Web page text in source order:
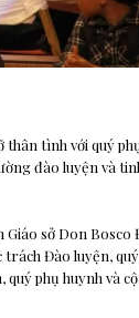
thân tình với quý
đào luyện và
Giáo sở Don Bosco
Đào luyện, quý
phụ huynh và